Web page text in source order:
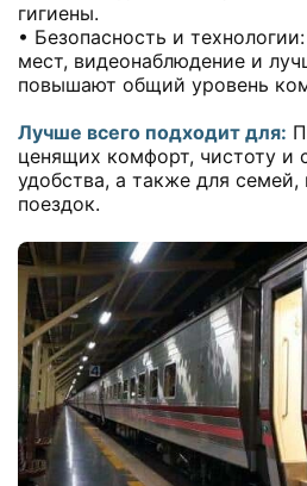
гигиены.
• Безопасность и
мест, видеонаблюдение и
повышают общий уровень
Лучше всего подходит для:
ценящих комфорт, чистоту и
удобства, а также для
поездок.